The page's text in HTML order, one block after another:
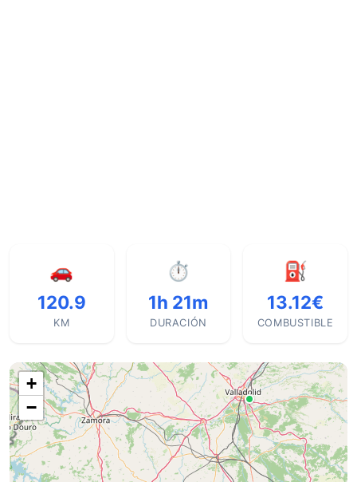
🚗
120.9
KM
⏱
1h 21m
DURACIÓN
⛽
13.12€
COMBUSTIBLE
+
−